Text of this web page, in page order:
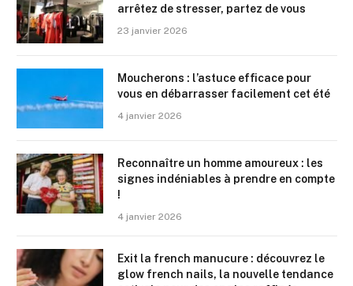
arrêtez de stresser, partez de vous
23 janvier 2026
Moucherons : l’astuce efficace pour
vous en débarrasser facilement cet été
4 janvier 2026
Reconnaître un homme amoureux : les
signes indéniables à prendre en compte
!
4 janvier 2026
Exit la french manucure : découvrez le
glow french nails, la nouvelle tendance